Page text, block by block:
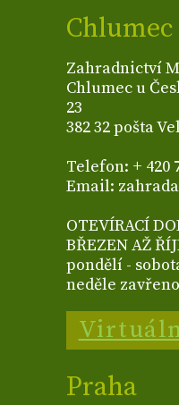
Chlumec
Zahradnictví
Chlumec u
23
382 32 pošta
Telefon: + 420
Email:
OTEVÍRACÍ
BŘEZEN AŽ
pondělí -
neděle zavřeno
Praha